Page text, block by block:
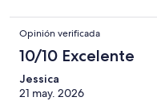
Opinión verificada
10/10 Excelente
Jessica
21 may. 2026